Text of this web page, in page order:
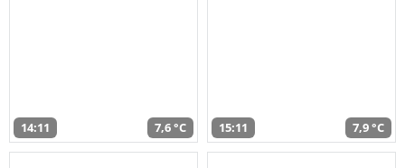
14:11 7,6 °C 15:11 7,9 °C